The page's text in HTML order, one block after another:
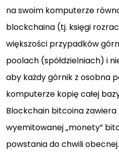
na swoim komputerze
blockchaina (tj. księgi
większości przypadków
poolach (spółdzielniach) i
aby każdy górnik z osobna
komputerze kopię całej
Blockchain bitcoina
wyemitowanej „monety”
powstania do chwili